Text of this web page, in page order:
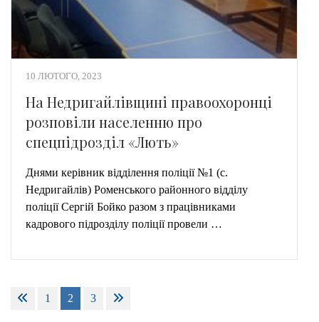
10 ЛЮТОГО, 2023
На Недригайлівщині правоохоронці
розповіли населенню про
спецпідрозділ «Лють»
Днями керівник відділення поліції №1 (с.
Недригайлів) Роменського районного відділу
поліції Сергій Бойко разом з працівниками
кадрового підрозділу поліції провели …
Пагінація
записів
1 2 3